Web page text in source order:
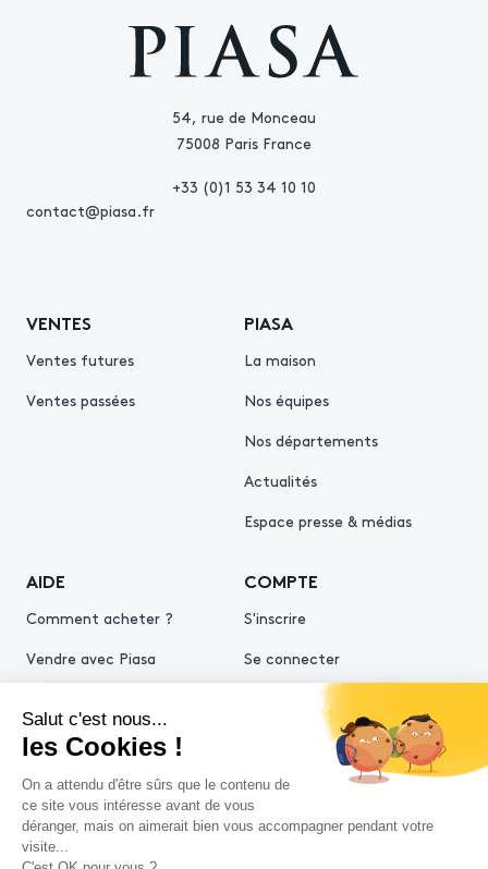
54, rue de Monceau
75008 Paris France
+33 (0)1 53 34 10 10
contact@piasa.fr
VENTES
Ventes futures
Ventes passées
PIASA
La maison
Nos équipes
Nos départements
Actualités
Espace presse & médias
AIDE
Comment acheter ?
Vendre avec Piasa
COMPTE
S'inscrire
Se connecter